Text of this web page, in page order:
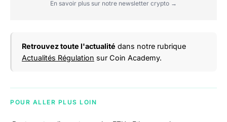
En savoir plus sur notre newsletter crypto →
Retrouvez toute l'actualité dans notre rubrique
Actualités Régulation sur Coin Academy.
POUR ALLER PLUS LOIN